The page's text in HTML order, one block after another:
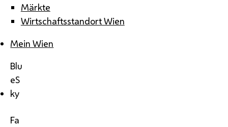
Märkte
Wirtschaftsstandort Wien
Mein Wien
Blu
eS
ky
Fa